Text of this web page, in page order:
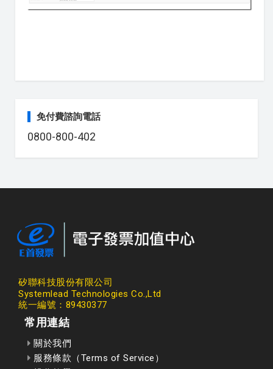
免付費諮詢電話
0800-800-402
矽聯科技股份有限公司
Systemlead Technologies Co.,Ltd
統一編號：89430377
常用連結
關於我們
服務條款（Terms of Service）